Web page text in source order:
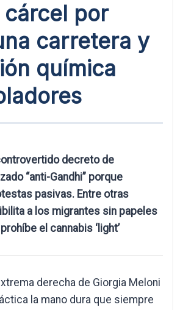
cárcel por
carretera y
química
decreto de
“anti-Gandhi” porque
pasivas. Entre otras
a los migrantes sin papeles
el cannabis ‘light’
derecha de Giorgia Meloni
la mano dura que siempre